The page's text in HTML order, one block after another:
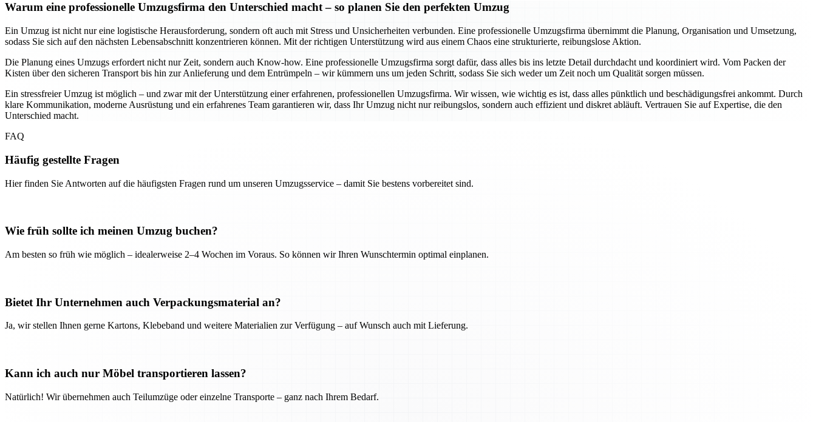
Warum eine professionelle Umzugsfirma den Unterschied macht – so planen Sie den perfekten Umzug
Ein Umzug ist nicht nur eine logistische Herausforderung, sondern oft auch mit Stress und Unsicherheiten verbunden. Eine professionelle Umzugsfirma übernimmt die Planung, Organisation und Umsetzung,
sodass Sie sich auf den nächsten Lebensabschnitt konzentrieren können. Mit der richtigen Unterstützung wird aus einem Chaos eine strukturierte, reibungslose Aktion.
Die Planung eines Umzugs erfordert nicht nur Zeit, sondern auch Know-how. Eine professionelle Umzugsfirma sorgt dafür, dass alles bis ins letzte Detail durchdacht und koordiniert wird. Vom Packen der
Kisten über den sicheren Transport bis hin zur Anlieferung und dem Entrümpeln – wir kümmern uns um jeden Schritt, sodass Sie sich weder um Zeit noch um Qualität sorgen müssen.
Ein stressfreier Umzug ist möglich – und zwar mit der Unterstützung einer erfahrenen, professionellen Umzugsfirma. Wir wissen, wie wichtig es ist, dass alles pünktlich und beschädigungsfrei ankommt. Durch
klare Kommunikation, moderne Ausrüstung und ein erfahrenes Team garantieren wir, dass Ihr Umzug nicht nur reibungslos, sondern auch effizient und diskret abläuft. Vertrauen Sie auf Expertise, die den
Unterschied macht.
FAQ
Häufig gestellte Fragen
Hier finden Sie Antworten auf die häufigsten Fragen rund um unseren Umzugsservice – damit Sie bestens vorbereitet sind.
Wie früh sollte ich meinen Umzug buchen?
Am besten so früh wie möglich – idealerweise 2–4 Wochen im Voraus. So können wir Ihren Wunschtermin optimal einplanen.
Bietet Ihr Unternehmen auch Verpackungsmaterial an?
Ja, wir stellen Ihnen gerne Kartons, Klebeband und weitere Materialien zur Verfügung – auf Wunsch auch mit Lieferung.
Kann ich auch nur Möbel transportieren lassen?
Natürlich! Wir übernehmen auch Teilumzüge oder einzelne Transporte – ganz nach Ihrem Bedarf.